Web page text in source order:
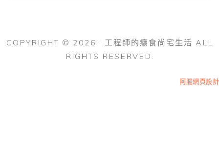
COPYRIGHT © 2026 · 工程師的癮食尚宅生活 ALL
RIGHTS RESERVED.
阿腸網頁設計